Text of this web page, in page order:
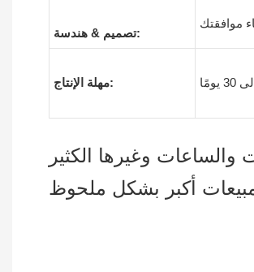
تصميم & هندسة:
مهلة الإنتاج:
وغيرها الكثير